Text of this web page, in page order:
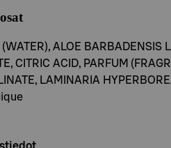
ALOE BARBADENSIS
CITRIC ACID, PARFUM
LAMINARIA